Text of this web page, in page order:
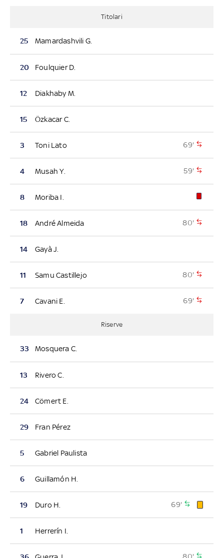
Titolari
25 Mamardashvili G.
20 Foulquier D.
12 Diakhaby M.
15 Özkacar C.
3 Toni Lato 69'
4 Musah Y. 59'
8 Moriba I.
18 André Almeida 80'
14 Gayà J.
11 Samu Castillejo 80'
7 Cavani E. 69'
Riserve
33 Mosquera C.
13 Rivero C.
24 Cömert E.
29 Fran Pérez
5 Gabriel Paulista
6 Guillamón H.
19 Duro H. 69'
1 Herrerín I.
80'